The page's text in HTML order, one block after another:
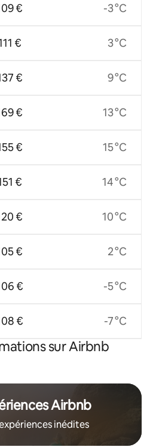
€
€
€
€
€
€
€
€
€
€
-3 °C
3 °C
9 °C
13 °C
15 °C
14 °C
10 °C
2 °C
-5 °C
-7 °C
sur Airbnb
Airbnb
inédites